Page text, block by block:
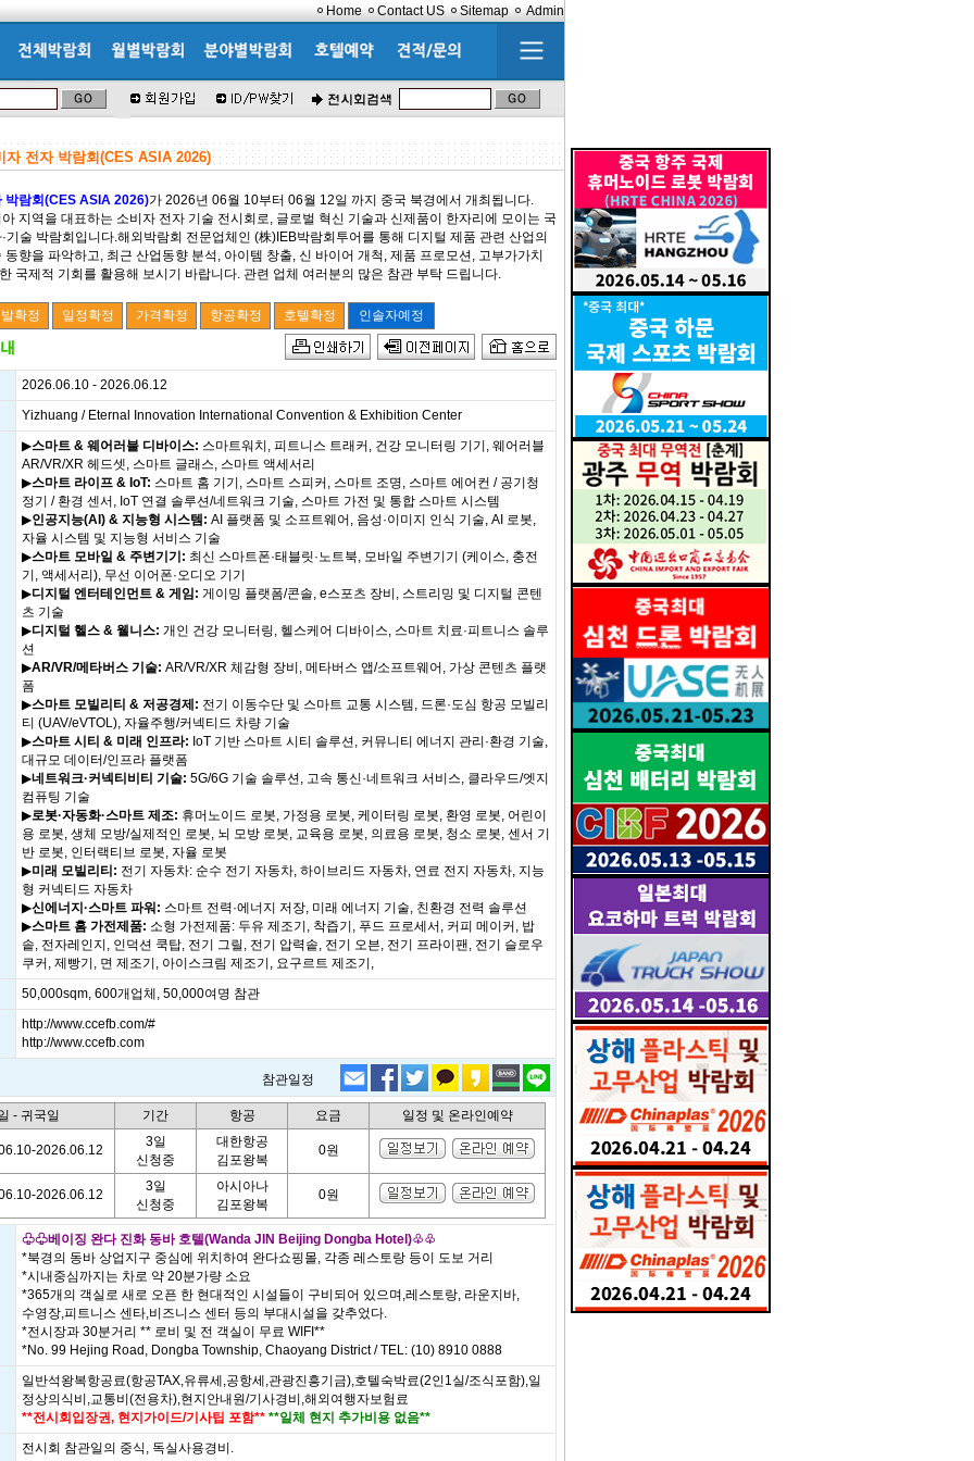
Home Contact US Sitemap Admin
전자 박람회(CES ASIA 2026)
박람회(CES ASIA 2026)가 2026년 06월 10부터 06월 12일 까지 중국 북경에서 개최됩니다.
지역을 대표하는 소비자 전자 기술 전시회로, 글로벌 혁신 기술과 신제품이 한자리에 모이는 국
기술 박람회입니다.해외박람회 전문업체인 (株)IEB박람회투어를 통해 디지털 제품 관련 산업의
동향을 파악하고, 최근 산업동향 분석, 아이템 창출, 신 바이어 개척, 제품 프로모션, 고부가가치
국제적 기회를 활용해 보시기 바랍니다. 관련 업체 여러분의 많은 참관 부탁 드립니다.
2026.06.10 - 2026.06.12
Yizhuang / Eternal Innovation International Convention & Exhibition Center
▶스마트 & 웨어러블 디바이스: 스마트워치, 피트니스 트래커, 건강 모니터링 기기, 웨어러블
AR/VR/XR 헤드셋, 스마트 글래스, 스마트 액세서리
▶스마트 라이프 & IoT: 스마트 홈 기기, 스마트 스피커, 스마트 조명, 스마트 에어컨 / 공기청
정기 / 환경 센서, IoT 연결 솔루션/네트워크 기술, 스마트 가전 및 통합 스마트 시스템
▶인공지능(AI) & 지능형 시스템: AI 플랫폼 및 소프트웨어, 음성·이미지 인식 기술, AI 로봇,
자율 시스템 및 지능형 서비스 기술
▶스마트 모바일 & 주변기기: 최신 스마트폰·태블릿·노트북, 모바일 주변기기 (케이스, 충전
기, 액세서리), 무선 이어폰·오디오 기기
▶디지털 엔터테인먼트 & 게임: 게이밍 플랫폼/콘솔, e스포츠 장비, 스트리밍 및 디지털 콘텐
츠 기술
▶디지털 헬스 & 웰니스: 개인 건강 모니터링, 헬스케어 디바이스, 스마트 치료·피트니스 솔루
션
▶AR/VR/메타버스 기술: AR/VR/XR 체감형 장비, 메타버스 앱/소프트웨어, 가상 콘텐츠 플랫
폼
▶스마트 모빌리티 & 저공경제: 전기 이동수단 및 스마트 교통 시스템, 드론·도심 항공 모빌리
티 (UAV/eVTOL), 자율주행/커넥티드 차량 기술
▶스마트 시티 & 미래 인프라: IoT 기반 스마트 시티 솔루션, 커뮤니티 에너지 관리·환경 기술,
대규모 데이터/인프라 플랫폼
▶네트워크·커넥티비티 기술: 5G/6G 기술 솔루션, 고속 통신·네트워크 서비스, 클라우드/엣지
컴퓨팅 기술
▶로봇·자동화·스마트 제조: 휴머노이드 로봇, 가정용 로봇, 케이터링 로봇, 환영 로봇, 어린이
용 로봇, 생체 모방/실제적인 로봇, 뇌 모방 로봇, 교육용 로봇, 의료용 로봇, 청소 로봇, 센서 기
반 로봇, 인터랙티브 로봇, 자율 로봇
▶미래 모빌리티: 전기 자동차: 순수 전기 자동차, 하이브리드 자동차, 연료 전지 자동차, 지능
형 커넥티드 자동차
▶신에너지·스마트 파워: 스마트 전력·에너지 저장, 미래 에너지 기술, 친환경 전력 솔루션
▶스마트 홈 가전제품: 소형 가전제품: 두유 제조기, 착즙기, 푸드 프로세서, 커피 메이커, 밥
솥, 전자레인지, 인덕션 쿡탑, 전기 그릴, 전기 압력솥, 전기 오븐, 전기 프라이팬, 전기 슬로우
쿠커, 제빵기, 면 제조기, 아이스크림 제조기, 요구르트 제조기,
50,000sqm, 600개업체, 50,000여명 참관
http://www.ccefb.com/#
http://www.ccefb.com
참관일정
- 귀국일 기간 항공 요금 일정 및 온라인예약
2026.06.12
3일
신청중
대한항공
김포왕복
0원
2026.06.12
3일
신청중
아시아나
김포왕복
0원
♧♧베이징 완다 진화 동바 호텔(Wanda JIN Beijing Dongba Hotel)♧♧
*북경의 동바 상업지구 중심에 위치하여 완다쇼핑몰, 각종 레스토랑 등이 도보 거리
*시내중심까지는 차로 약 20분가량 소요
*365개의 객실로 새로 오픈 한 현대적인 시설들이 구비되어 있으며,레스토랑, 라운지바,
수영장,피트니스 센타,비즈니스 센터 등의 부대시설을 갖추었다.
*전시장과 30분거리 ** 로비 및 전 객실이 무료 WIFI**
*No. 99 Hejing Road, Dongba Township, Chaoyang District / TEL: (10) 8910 0888
일반석왕복항공료(항공TAX,유류세,공항세,관광진흥기금),호텔숙박료(2인1실/조식포함),일
정상의식비,교통비(전용차),현지안내원/기사경비,해외여행자보험료
**전시회입장권, 현지가이드/기사팁 포함** **일체 현지 추가비용 없음**
전시회 참관일의 중식, 독실사용경비.